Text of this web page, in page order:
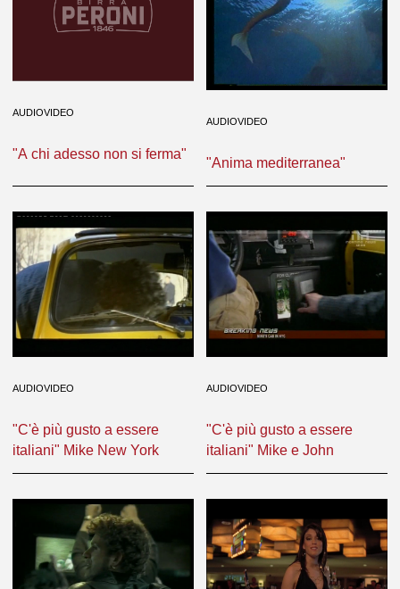
AUDIOVIDEO
"A chi adesso non si ferma"
AUDIOVIDEO
"Anima mediterranea"
AUDIOVIDEO
"C'è più gusto a essere
italiani" Mike New York
AUDIOVIDEO
"C'è più gusto a essere
italiani" Mike e John